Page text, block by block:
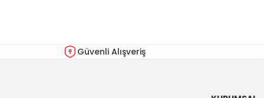
Ürün fiyatı diğer sitelerden daha pahalı.
Güvenli Alışveriş